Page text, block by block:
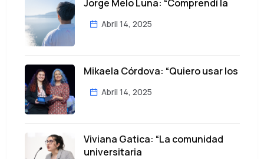
Jorge Melo Luna: “Comprendí la
Abril 14, 2025
Mikaela Córdova: “Quiero usar los
Abril 14, 2025
Viviana Gatica: “La comunidad
universitaria